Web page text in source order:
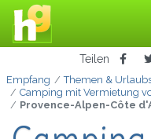
Teilen
Empfang
Themen &
Camping mit Vermietung
Provence-Alpen-Côte